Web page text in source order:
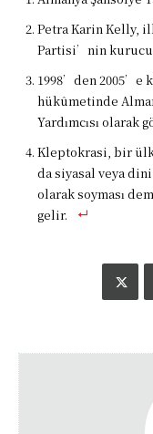
Petra Karin Kelly,
Partisi’nin
1998’den 2005’e
hükûmetinde
Yardımcısı olarak
Kleptokrasi, bir
da siyasal veya
olarak soyması
gelir.